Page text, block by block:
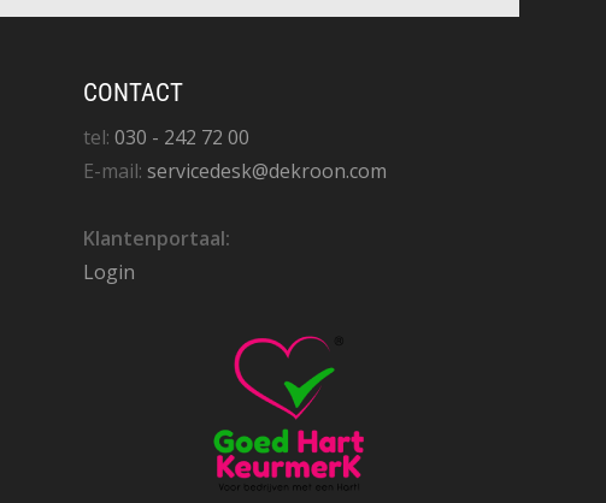
CONTACT
tel: 030 - 242 72 00
E-mail: servicedesk@dekroon.com
Klantenportaal:
Login